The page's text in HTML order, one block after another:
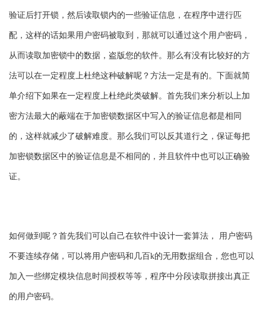
验证后打开锁，然后读取锁内的一些验证信息，在程序中进行匹
配，这样的话如果用户密码被取到，那就可以通过这个用户密码，
从而读取加密锁中的数据，盗版您的软件。那么有没有比较好的方
法可以在一定程度上杜绝这种破解呢？方法一定是有的。下面就简
单介绍下如果在一定程度上杜绝此类破解。首先我们来分析以上加
密方法最大的蔽端在于加密锁数据区中写入的验证信息都是相同
的，这样就减少了破解难度。那么我们可以反其道行之，保证每把
加密锁数据区中的验证信息是不相同的，并且软件中也可以正确验
证。
如何做到呢？首先我们可以自己在软件中设计一套算法， 用户密码
不要连续存储，可以将用户密码和几百k的无用数据组合，您也可以
加入一些绑定模块信息时间授权等等，程序中分段读取拼接出真正
的用户密码。